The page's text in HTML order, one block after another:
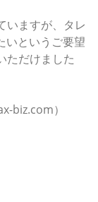
いますが、タレ
いというご要望
ただけました
biz.com）